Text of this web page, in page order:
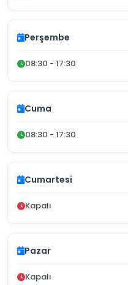
Perşembe
08:30 - 17:30
Cuma
08:30 - 17:30
Cumartesi
Kapalı
Pazar
Kapalı